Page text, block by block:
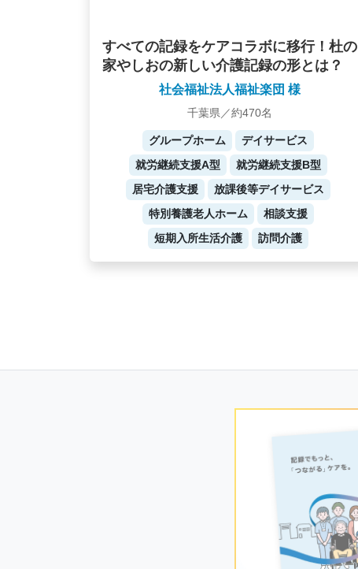
すべての記録をケアコラボに移行！杜の
家やしおの新しい介護記録の形とは？
社会福祉法人福祉楽団 様
千葉県／約470名
グループホーム
デイサービス
就労継続支援A型
就労継続支援B型
居宅介護支援
放課後等デイサービス
特別養護老人ホーム
相談支援
短期入所生活介護
訪問介護